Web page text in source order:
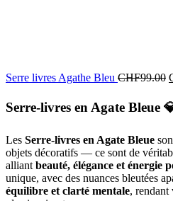
Serre livres Agathe Bleu CHF99.00
Serre-livres en Agate Bleue
Les Serre-livres en Agate Bleue
objets décoratifs — ce sont de
alliant beauté, élégance et énergie
unique, avec des nuances bleutées
équilibre et clarté mentale, rendant